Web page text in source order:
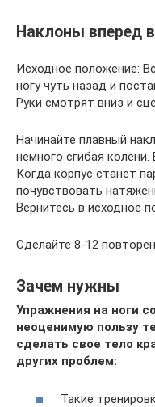
Наклоны вперед
Исходное положение:
ногу чуть назад и
Руки смотрят вниз и
Начинайте плавный
немного сгибая
Когда корпус станет
почувствовать
Вернитесь в исходное
Сделайте 8-12
Зачем нужны
Упражнения на ноги
неоценимую пользу
сделать свое тело
других проблем:
Такие